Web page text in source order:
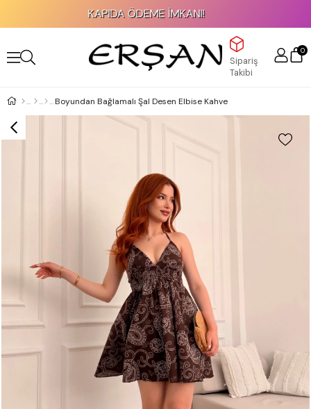
KAPIDA ÖDEME İMKANI!
Sipariş
Takibi
0
Boyundan Bağlamalı Şal Desen Elbise Kahve